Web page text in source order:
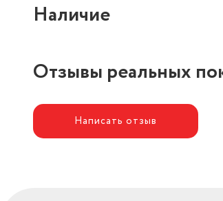
Наличие
Отзывы реальных
Написать отзыв